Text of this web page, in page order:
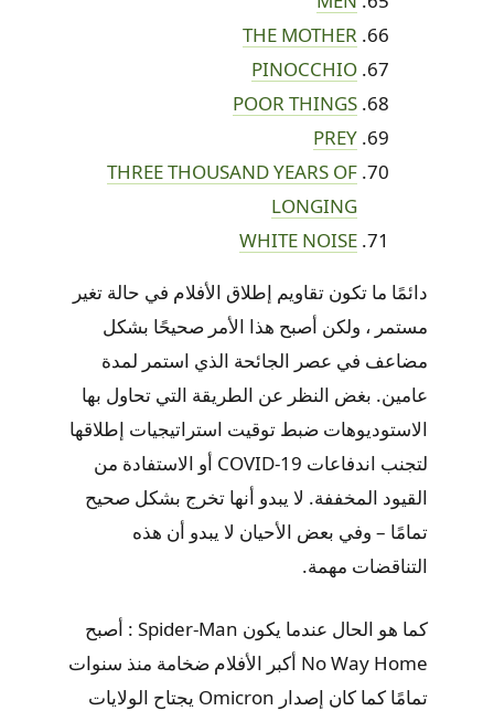
THE MOTHER
PINOCCHIO
POOR THINGS
PREY
THREE THOUSAND YEARS OF
LONGING
WHITE NOISE
دائمًا ما تكون تقاويم إطلاق الأفلام في حالة تغير
مستمر ، ولكن أصبح هذا الأمر صحيحًا بشكل
مضاعف في عصر الجائحة الذي استمر لمدة
عامين. بغض النظر عن الطريقة التي تحاول بها
الاستوديوهات ضبط توقيت استراتيجيات إطلاقها
لتجنب اندفاعات COVID-19 أو الاستفادة من
القيود المخففة. لا يبدو أنها تخرج بشكل صحيح
تمامًا – وفي بعض الأحيان لا يبدو أن هذه
التناقضات مهمة.
كما هو الحال عندما يكون Spider-Man : أصبح
No Way Home أكبر الأفلام ضخامة منذ سنوات
تمامًا كما كان إصدار Omicron يجتاح الولايات